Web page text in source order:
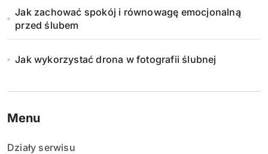
Jak zachować spokój i równowagę emocjonalną
przed ślubem
Jak wykorzystać drona w fotografii ślubnej
Menu
Działy serwisu